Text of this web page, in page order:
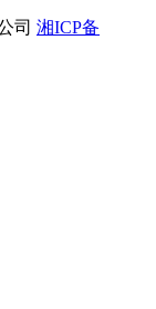
司 湘ICP备